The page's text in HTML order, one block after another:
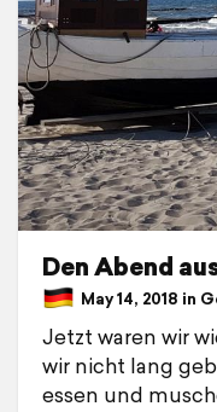
Den Abend
May 14, 2018 in
Jetzt waren wir
wir nicht lang
essen und